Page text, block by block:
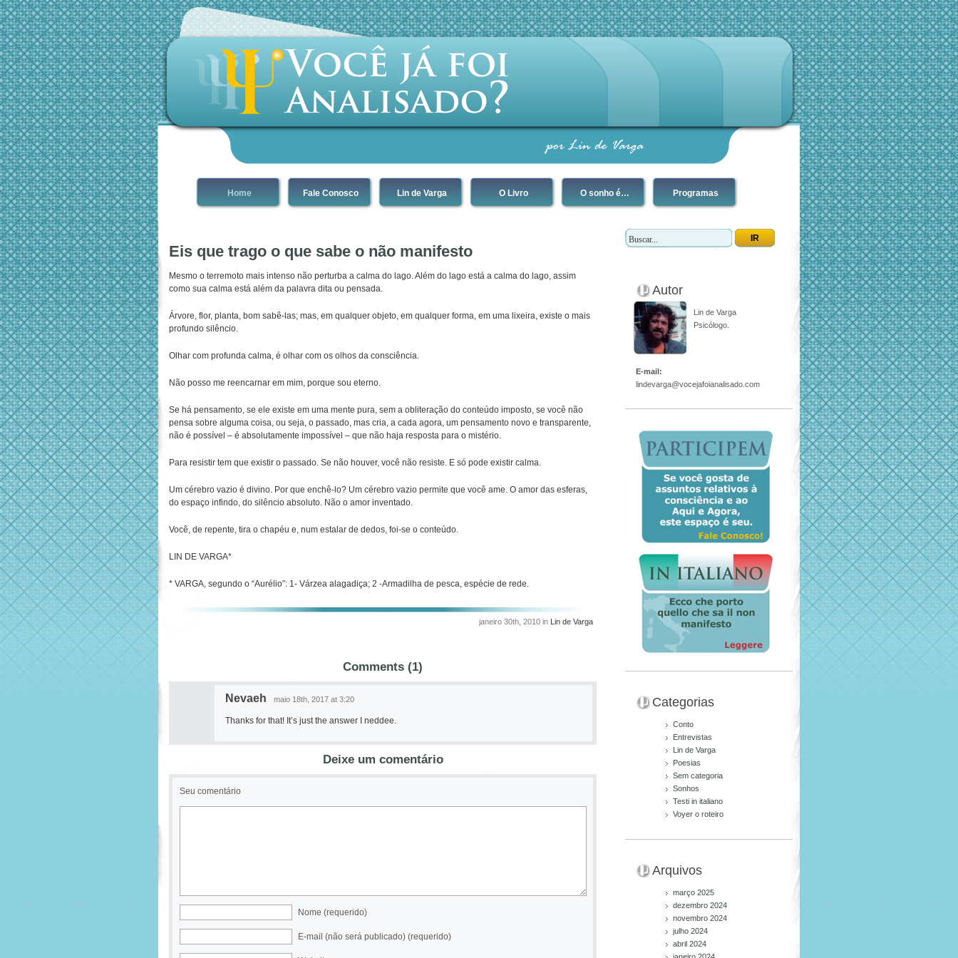
Home Fale Conosco Lin de Varga O Livro O sonho é… Programas
Eis que trago o que sabe o não manifesto
Mesmo o terremoto mais intenso não perturba a calma do lago. Além do lago está a calma do lago, assim
como sua calma está além da palavra dita ou pensada.
Árvore, flor, planta, bom sabê-las; mas, em qualquer objeto, em qualquer forma, em uma lixeira, existe o mais
profundo silêncio.
Olhar com profunda calma, é olhar com os olhos da consciência.
Não posso me reencarnar em mim, porque sou eterno.
Se há pensamento, se ele existe em uma mente pura, sem a obliteração do conteúdo imposto, se você não
pensa sobre alguma coisa, ou seja, o passado, mas cria, a cada agora, um pensamento novo e transparente,
não é possível – é absolutamente impossível – que não haja resposta para o mistério.
Para resistir tem que existir o passado. Se não houver, você não resiste. E só pode existir calma.
Um cérebro vazio é divino. Por que enchê-lo? Um cérebro vazio permite que você ame. O amor das esferas,
do espaço infindo, do silêncio absoluto. Não o amor inventado.
Você, de repente, tira o chapéu e, num estalar de dedos, foi-se o conteúdo.
LIN DE VARGA*
* VARGA, segundo o “Aurélio”: 1- Várzea alagadiça; 2 -Armadilha de pesca, espécie de rede.
janeiro 30th, 2010 in Lin de Varga
Comments (1)
Nevaeh maio 18th, 2017 at 3:20
Thanks for that! It’s just the answer I neddee.
Deixe um comentário
Seu comentário
Nome (requerido)
E-mail (não será publicado) (requerido)
Autor
Lin de Varga
Psicólogo.
E-mail:
lindevarga@vocejafoianalisado.com
Categorias
Conto
Entrevistas
Lin de Varga
Poesias
Sem categoria
Sonhos
Testi in italiano
Voyer o roteiro
Arquivos
março 2025
dezembro 2024
novembro 2024
julho 2024
abril 2024